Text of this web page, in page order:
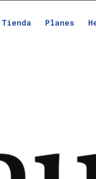
Tienda Planes